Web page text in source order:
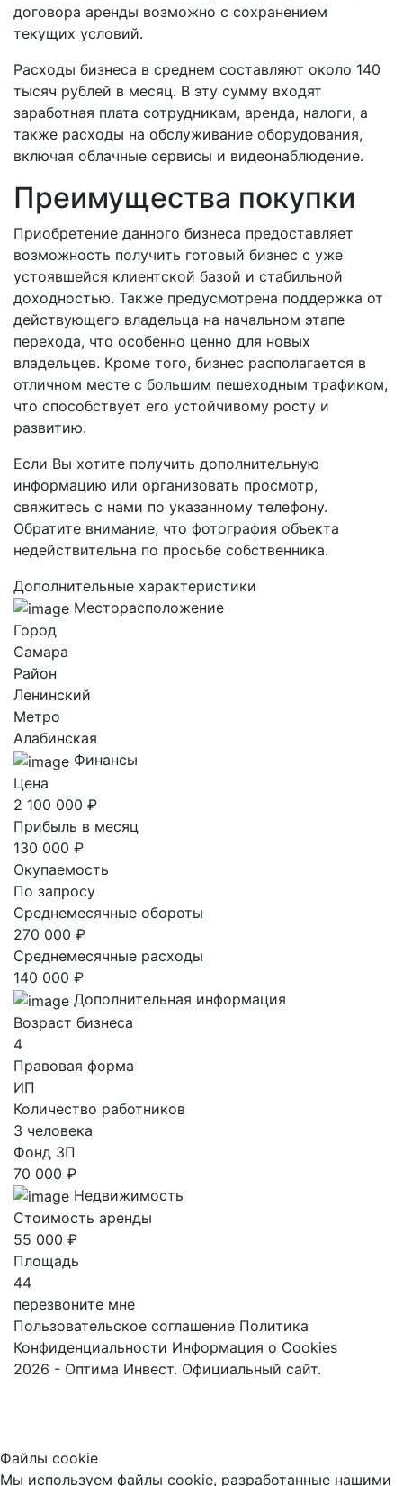
договора аренды возможно с сохранением
текущих условий.
Расходы бизнеса в среднем составляют около 140
тысяч рублей в месяц. В эту сумму входят
заработная плата сотрудникам, аренда, налоги, а
также расходы на обслуживание оборудования,
включая облачные сервисы и видеонаблюдение.
Преимущества покупки
Приобретение данного бизнеса предоставляет
возможность получить готовый бизнес с уже
устоявшейся клиентской базой и стабильной
доходностью. Также предусмотрена поддержка от
действующего владельца на начальном этапе
перехода, что особенно ценно для новых
владельцев. Кроме того, бизнес располагается в
отличном месте с большим пешеходным трафиком,
что способствует его устойчивому росту и
развитию.
Если Вы хотите получить дополнительную
информацию или организовать просмотр,
свяжитесь с нами по указанному телефону.
Обратите внимание, что фотография объекта
недействительна по просьбе собственника.
Дополнительные характеристики
Месторасположение
Город
Самара
Район
Ленинский
Метро
Алабинская
Финансы
Цена
2 100 000 ₽
Прибыль в месяц
130 000 ₽
Окупаемость
По запросу
Среднемесячные обороты
270 000 ₽
Среднемесячные расходы
140 000 ₽
Дополнительная информация
Возраст бизнеса
4
Правовая форма
ИП
Количество работников
3 человека
Фонд ЗП
70 000 ₽
Недвижимость
Стоимость аренды
55 000 ₽
Площадь
44
перезвоните мне
Пользовательское соглашение Политика
Конфиденциальности Информация о Cookies
2026 - Оптима Инвест. Официальный сайт.
Файлы cookie
Мы используем файлы cookie, разработанные нашими